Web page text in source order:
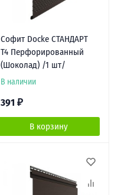
Софит Docke СТАНДАРТ
Т4 Перфорированный
(Шоколад) /1 шт/
В наличии
391 ₽
В корзину